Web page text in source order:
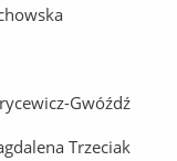
Gwóźdź
Trzeciak